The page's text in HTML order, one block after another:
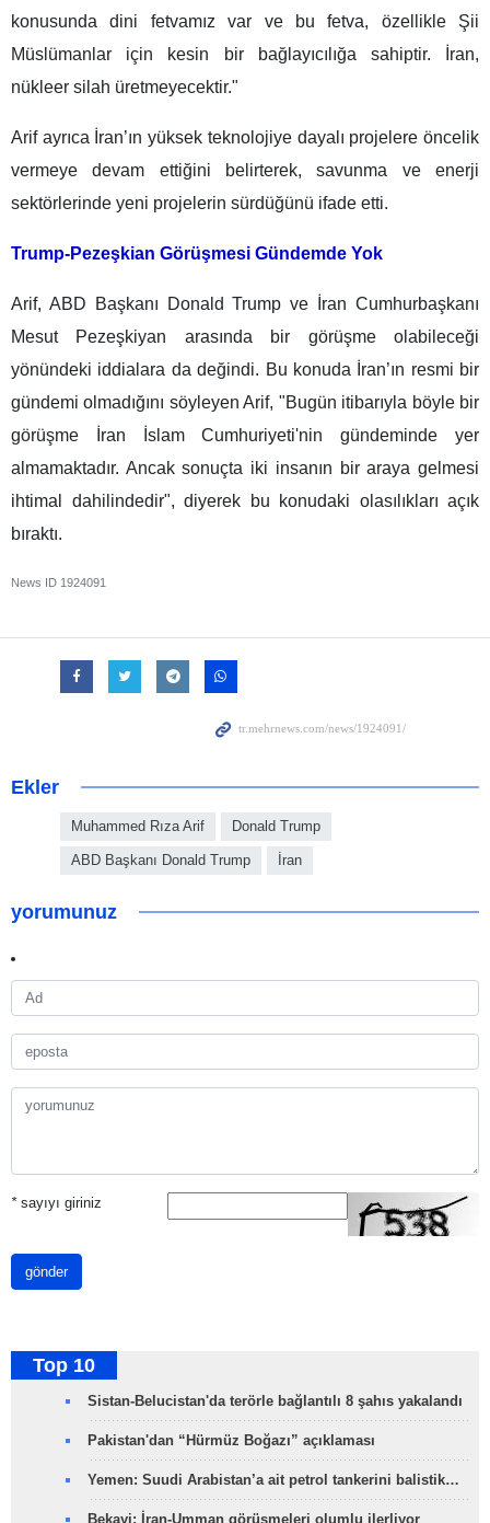
konusunda dini fetvamız var ve bu fetva, özellikle Şii
Müslümanlar için kesin bir bağlayıcılığa sahiptir. İran,
nükleer silah üretmeyecektir."
Arif ayrıca İran’ın yüksek teknolojiye dayalı projelere öncelik
vermeye devam ettiğini belirterek, savunma ve enerji
sektörlerinde yeni projelerin sürdüğünü ifade etti.
Trump-Pezeşkian Görüşmesi Gündemde Yok
Arif, ABD Başkanı Donald Trump ve İran Cumhurbaşkanı
Mesut Pezeşkiyan arasında bir görüşme olabileceği
yönündeki iddialara da değindi. Bu konuda İran’ın resmi bir
gündemi olmadığını söyleyen Arif, "Bugün itibarıyla böyle bir
görüşme İran İslam Cumhuriyeti'nin gündeminde yer
almamaktadır. Ancak sonuçta iki insanın bir araya gelmesi
ihtimal dahilindedir", diyerek bu konudaki olasılıkları açık
bıraktı.
News ID 1924091
Ekler
Muhammed Rıza Arif Donald Trump
ABD Başkanı Donald Trump İran
yorumunuz
*sayıyı giriniz
gönder
Top 10
Sistan-Belucistan'da terörle bağlantılı 8 şahıs yakalandı
Pakistan'dan “Hürmüz Boğazı” açıklaması
Yemen: Suudi Arabistan’a ait petrol tankerini balistik…
Bekayi: İran-Umman görüşmeleri olumlu ilerliyor